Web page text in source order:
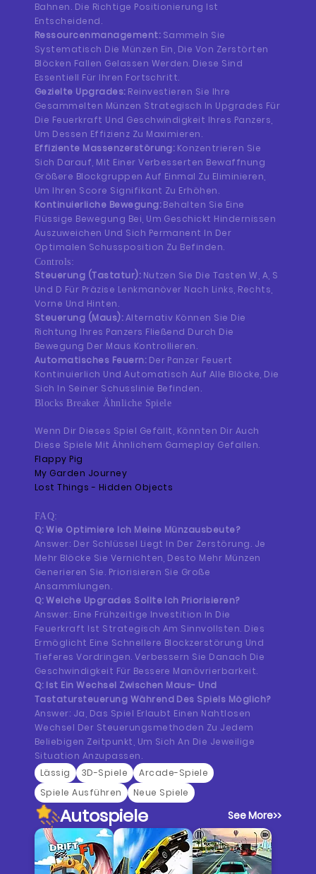
Bahnen. Die Richtige Positionierung Ist
Entscheidend.
Ressourcenmanagement:Sammeln Sie
Systematisch Die Münzen Ein, Die Von Zerstörten
Blöcken Fallen Gelassen Werden. Diese Sind
Essentiell Für Ihren Fortschritt.
Gezielte Upgrades:Reinvestieren Sie Ihre
Gesammelten Münzen Strategisch In Upgrades Für
Die Feuerkraft Und Geschwindigkeit Ihres Panzers,
Um Dessen Effizienz Zu Maximieren.
Effiziente Massenzerstörung:Konzentrieren Sie
Sich Darauf, Mit Einer Verbesserten Bewaffnung
Größere Blockgruppen Auf Einmal Zu Eliminieren,
Um Ihren Score Signifikant Zu Erhöhen.
Kontinuierliche Bewegung:Behalten Sie Eine
Flüssige Bewegung Bei, Um Geschickt Hindernissen
Auszuweichen Und Sich Permanent In Der
Optimalen Schussposition Zu Befinden.
Controls:
Steuerung (Tastatur):Nutzen Sie Die Tasten W, A, S
Und D Für Präzise Lenkmanöver Nach Links, Rechts,
Vorne Und Hinten.
Steuerung (Maus):Alternativ Können Sie Die
Richtung Ihres Panzers Fließend Durch Die
Bewegung Der Maus Kontrollieren.
Automatisches Feuern:Der Panzer Feuert
Kontinuierlich Und Automatisch Auf Alle Blöcke, Die
Sich In Seiner Schusslinie Befinden.
Blocks Breaker Ähnliche Spiele
Wenn Dir Dieses Spiel Gefällt, Könnten Dir Auch
Diese Spiele Mit Ähnlichem Gameplay Gefallen.
Flappy Pig
My Garden Journey
Lost Things - Hidden Objects
FAQ:
Q: Wie Optimiere Ich Meine Münzausbeute?
Answer: Der Schlüssel Liegt In Der Zerstörung. Je
Mehr Blöcke Sie Vernichten, Desto Mehr Münzen
Generieren Sie. Priorisieren Sie Große
Ansammlungen.
Q: Welche Upgrades Sollte Ich Priorisieren?
Answer: Eine Frühzeitige Investition In Die
Feuerkraft Ist Strategisch Am Sinnvollsten. Dies
Ermöglicht Eine Schnellere Blockzerstörung Und
Tieferes Vordringen. Verbessern Sie Danach Die
Geschwindigkeit Für Bessere Manövrierbarkeit.
Q: Ist Ein Wechsel Zwischen Maus- Und
Tastatursteuerung Während Des Spiels Möglich?
Answer: Ja, Das Spiel Erlaubt Einen Nahtlosen
Wechsel Der Steuerungsmethoden Zu Jedem
Beliebigen Zeitpunkt, Um Sich An Die Jeweilige
Situation Anzupassen.
Lässig
3D-Spiele
Arcade-Spiele
Spiele Ausführen
Neue Spiele
Autospiele See More>>